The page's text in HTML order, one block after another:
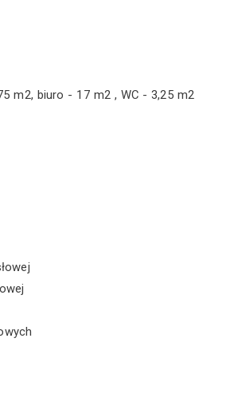
m2, biuro - 17 m2 , WC - 3,25 m2